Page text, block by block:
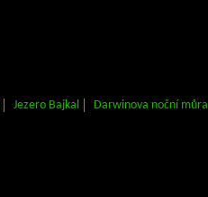
Jezero Bajkal Darwinova noční můra